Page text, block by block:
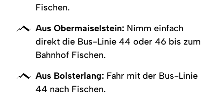
Fischen.
Aus Obermaiselstein: Nimm einfach
direkt die Bus-Linie 44 oder 46 bis zum
Bahnhof Fischen.
Aus Bolsterlang: Fahr mit der Bus-Linie
44 nach Fischen.